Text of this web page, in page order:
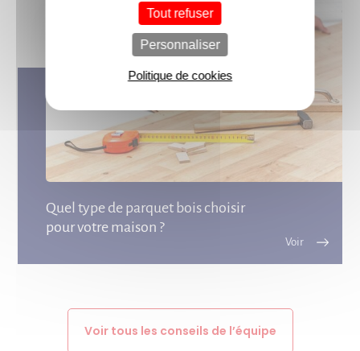
Quel type de parquet bois choisir
pour votre maison ?
Voir tous les conseils de l’équipe
Tout refuser
Personnaliser
Politique de cookies